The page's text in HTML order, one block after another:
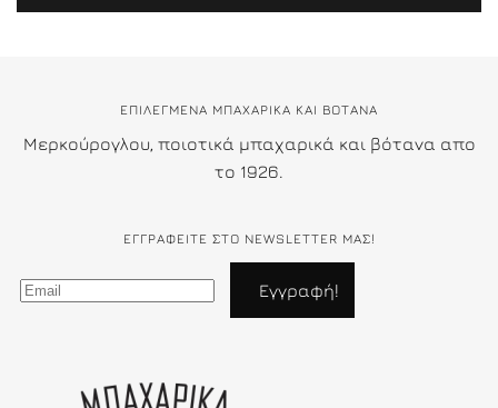
ΕΠΙΛΕΓΜΕΝΑ ΜΠΑΧΑΡΙΚΑ ΚΑΙ ΒΟΤΑΝΑ
Μερκούρογλου, ποιοτικά μπαχαρικά και βότανα απο
το 1926.
ΕΓΓΡΑΦΕΊΤΕ ΣΤΟ NEWSLETTER ΜΑΣ!